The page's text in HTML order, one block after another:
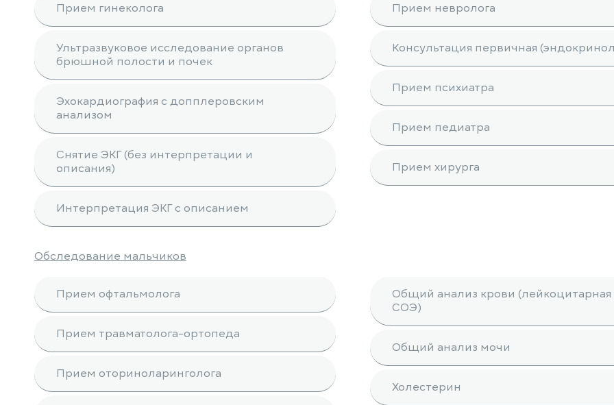
Прием гинеколога
Ультразвуковое исследование органов
брюшной полости и почек
Эхокардиография с допплеровским
анализом
Снятие ЭКГ (без интерпретации и
описания)
Интерпретация ЭКГ с описанием
Прием невролога
Консультация первичная
Прием психиатра
Прием педиатра
Прием хирурга
Обследование мальчиков
Прием офтальмолога
Прием травматолога-ортопеда
Прием оториноларинголога
Общий анализ крови
СОЭ)
Общий анализ мочи
Холестерин